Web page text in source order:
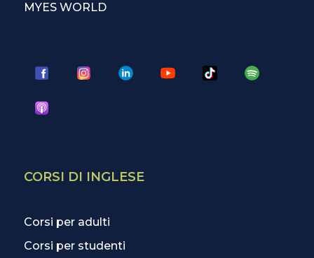
MYES WORLD
CORSI DI INGLESE
Corsi per adulti
Corsi per studenti